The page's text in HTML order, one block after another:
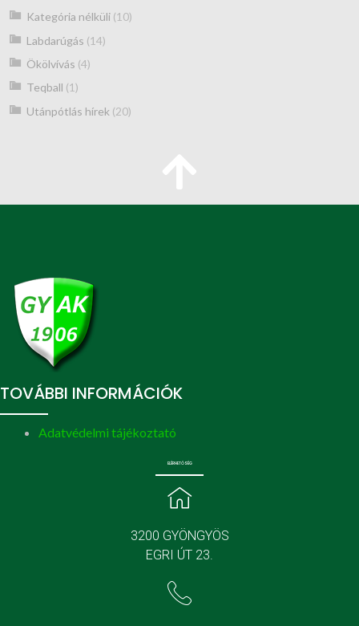
Kategória nélküli(10)
Labdarúgás (14)
Ökölvívás (4)
Teqball (1)
Utánpótlás hírek (20)
TOVÁBBI INFORMÁCIÓK
Adatvédelmi tájékoztató
ELÉRHETŐSÉG
3200 GYÖNGYÖS
EGRI ÚT 23.